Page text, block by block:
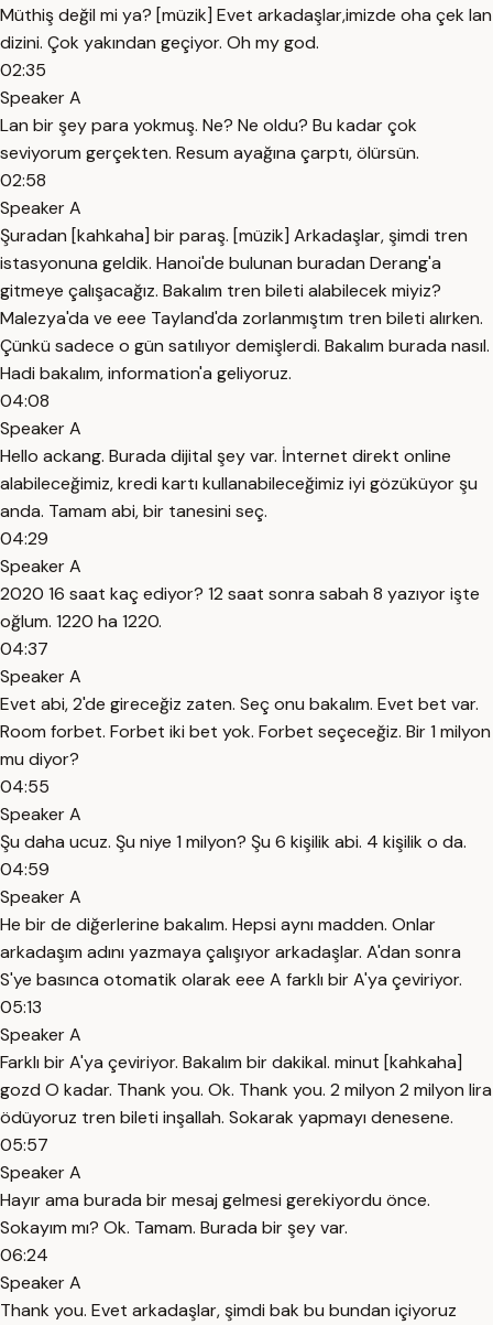
Müthiş değil mi ya? [müzik] Evet arkadaşlar,imizde oha çek lan
dizini. Çok yakından geçiyor. Oh my god.
02:35
Speaker A
Lan bir şey para yokmuş. Ne? Ne oldu? Bu kadar çok
seviyorum gerçekten. Resum ayağına çarptı, ölürsün.
02:58
Speaker A
Şuradan [kahkaha] bir paraş. [müzik] Arkadaşlar, şimdi tren
istasyonuna geldik. Hanoi'de bulunan buradan Derang'a
gitmeye çalışacağız. Bakalım tren bileti alabilecek miyiz?
Malezya'da ve eee Tayland'da zorlanmıştım tren bileti alırken.
Çünkü sadece o gün satılıyor demişlerdi. Bakalım burada nasıl.
Hadi bakalım, information'a geliyoruz.
04:08
Speaker A
Hello ackang. Burada dijital şey var. İnternet direkt online
alabileceğimiz, kredi kartı kullanabileceğimiz iyi gözüküyor şu
anda. Tamam abi, bir tanesini seç.
04:29
Speaker A
2020 16 saat kaç ediyor? 12 saat sonra sabah 8 yazıyor işte
oğlum. 1220 ha 1220.
04:37
Speaker A
Evet abi, 2'de gireceğiz zaten. Seç onu bakalım. Evet bet var.
Room forbet. Forbet iki bet yok. Forbet seçeceğiz. Bir 1 milyon
mu diyor?
04:55
Speaker A
Şu daha ucuz. Şu niye 1 milyon? Şu 6 kişilik abi. 4 kişilik o da.
04:59
Speaker A
He bir de diğerlerine bakalım. Hepsi aynı madden. Onlar
arkadaşım adını yazmaya çalışıyor arkadaşlar. A'dan sonra
S'ye basınca otomatik olarak eee A farklı bir A'ya çeviriyor.
05:13
Speaker A
Farklı bir A'ya çeviriyor. Bakalım bir dakikal. minut [kahkaha]
gozd O kadar. Thank you. Ok. Thank you. 2 milyon 2 milyon lira
ödüyoruz tren bileti inşallah. Sokarak yapmayı denesene.
05:57
Speaker A
Hayır ama burada bir mesaj gelmesi gerekiyordu önce.
Sokayım mı? Ok. Tamam. Burada bir şey var.
06:24
Speaker A
Thank you. Evet arkadaşlar, şimdi bak bu bundan içiyoruz